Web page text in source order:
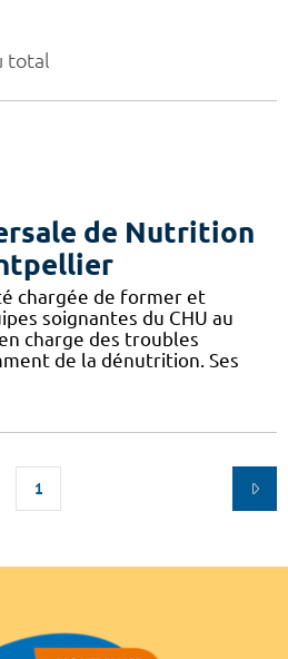
total
de Nutrition
chargée de former et
soignantes du CHU au
charge des troubles
de la dénutrition. Ses
1